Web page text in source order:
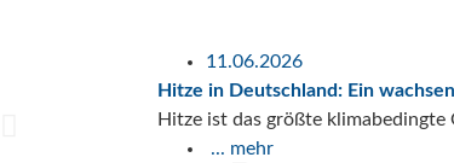
11.06.2026
Hitze in Deutschland: Ein
Hitze ist das größte
... mehr